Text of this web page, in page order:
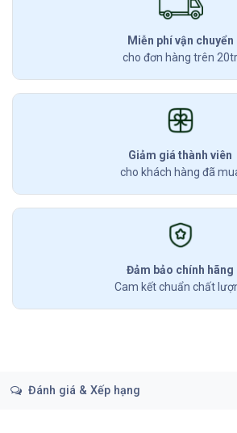
Miễn phí vận chuyển
cho đơn hàng trên 20tr
Giảm giá thành viên
cho khách hàng đã
Đảm bảo chính hãng
Cam kết chuẩn chất
Đánh giá & Xếp hạng